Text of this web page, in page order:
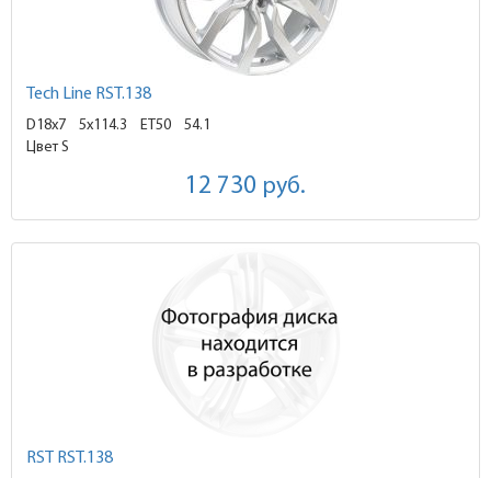
Tech Line RST.138
D18x7 5x114.3 ET50
54.1
Цвет S
12 730 руб.
RST RST.138